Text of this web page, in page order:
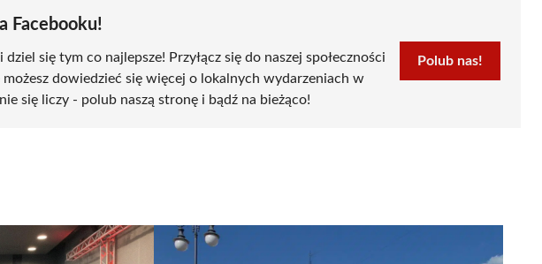
Facebooku!
się tym co najlepsze! Przyłącz się do naszej społeczności
możesz dowiedzieć się więcej o lokalnych wydarzeniach w
się liczy - polub naszą stronę i bądź na bieżąco!
Polub nas!